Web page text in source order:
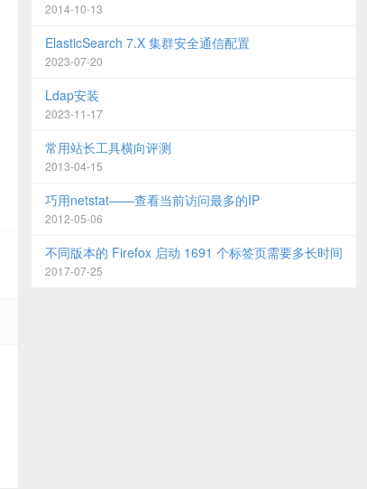
2014-10-13
ElasticSearch 7.X 集群安全通信配置
2023-07-20
Ldap安装
2023-11-17
常用站长工具横向评测
2013-04-15
巧用netstat——查看当前访问最多的IP
2012-05-06
不同版本的 Firefox 启动 1691 个标签页需要多长时间
2017-07-25